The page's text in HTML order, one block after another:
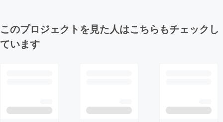
このプロジェクトを見た人はこちらもチェックし
ています